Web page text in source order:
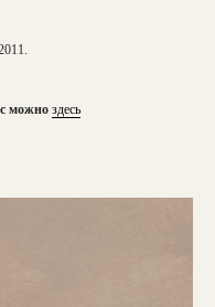
можно здесь